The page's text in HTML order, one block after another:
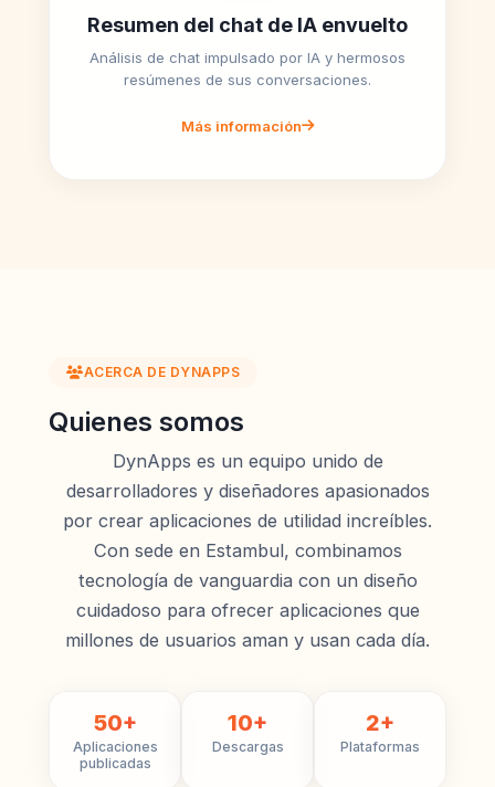
Resumen del chat de IA envuelto
Análisis de chat impulsado por IA y hermosos
resúmenes de sus conversaciones.
Más información
ACERCA DE DYNAPPS
Quienes somos
DynApps es un equipo unido de
desarrolladores y diseñadores apasionados
por crear aplicaciones de utilidad increíbles.
Con sede en Estambul, combinamos
tecnología de vanguardia con un diseño
cuidadoso para ofrecer aplicaciones que
millones de usuarios aman y usan cada día.
50+
Aplicaciones
publicadas
10+
Descargas
2+
Plataformas